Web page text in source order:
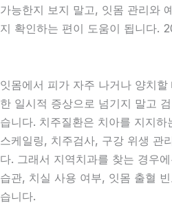
가능한지 보지 말고, 잇몸 관리와
지 확인하는 편이 도움이 됩니다.
잇몸에서 피가 자주 나거나 양치
한 일시적 증상으로 넘기지 말고
습니다. 치주질환은 치아를 지지
스케일링, 치주검사, 구강 위생 관
다. 그래서 지역치과를 찾는 경우
습관, 치실 사용 여부, 잇몸 출혈
습니다.